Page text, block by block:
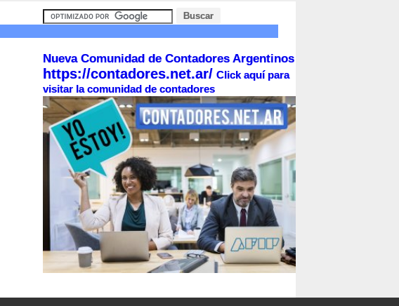
Nueva Comunidad de Contadores Argentinos
https://contadores.net.ar/ Click aquí para
visitar la comunidad de contadores